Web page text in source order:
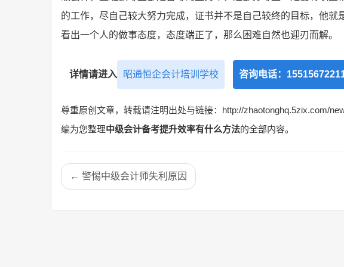
的工作，尽自己较大努力完成，证书并不是自己较终的目标，他
看出一个人的做事态度，态度端正了，那么困难自然也迎刃而解。
详情请进入 昭通恒企会计培训学校 咨询电话：
尊重原创文章，转载请注明出处与链接：http://zhaotonghq.5zix.com/
编为您整理中级会计备考提升效率有什么方法的全部内容。
← 警惕中级会计师失利原因